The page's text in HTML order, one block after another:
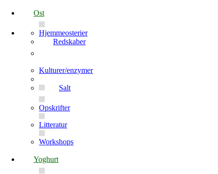
Ost
Hjemmeosterier
Redskaber
Kulturer/enzymer
Salt
Opskrifter
Litteratur
Workshops
Yoghurt